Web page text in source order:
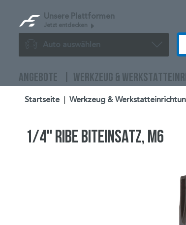
Unsere Plattformen
Jetzt entdecken
Auto auswählen
ANGEBOTE WERKZEUG &
Startseite Werkzeug &
1/4'' Ribe Biteinsatz, M6